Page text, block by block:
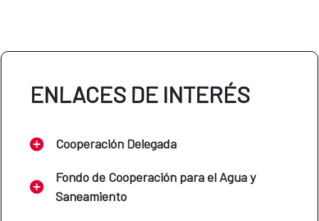
ENLACES DE INTERÉS
Cooperación Delegada
Fondo de Cooperación para el Agua y
Saneamiento